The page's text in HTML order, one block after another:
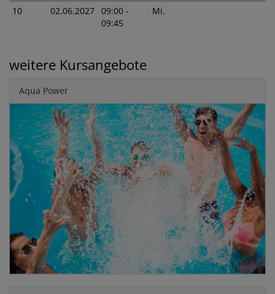
10 02.06.2027 09:00 -
09:45
Mi.
weitere Kursangebote
Aqua Power